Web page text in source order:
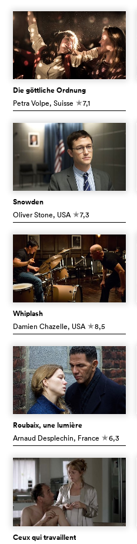
Die göttliche Ordnung
Petra Volpe, Suisse c7,1
Snowden
Oliver Stone, USA c7,3
Whiplash
Damien Chazelle, USA c8,5
Roubaix, une lumière
Arnaud Desplechin, France c6,3
Ceux qui travaillent